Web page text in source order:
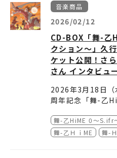
※特典詳細に関し
い合わせください。
曲を収録。
スリーブケースは
ー』デビューアル
ャケットイラスト
ンを魅了したみず
なります。
各ストアにて本日
約のうえ、お買い
価格：8,000円（
込）
仕様：CD5枚組、
ーブケース、ブッ
スター［5枚組］
ご予約はこちら
154
A-on STORE：ク
Amazon.co.jp：
セブンネットショ
型
楽天ブックス：ア
※絵柄は、スリー
す。
※特典の有無につ
認をお願いいたし
ます。予めご了承
※特典はなくなり
＜Disc1＞
01. スターダスト
02. 一万世界
03. 落陽都市
04. 〈仁〉 烈火の
05. 鎧の戦士
06. 妖邪四大魔将
08. 五芒星
09. 烈火剣・双炎
11. 阿羅醐のテー
12. 〈礼〉 光輪の
＜Disc2＞
01. 起～新たな予感
02. サムライハー
03. 決～五勇士開
04. 舞～女戦士迦
05. 寂～孤髙の戦
07. 勇～朱天童子
08. 襲～闇魔将、
10. Faraway 〈TV
11. 闇～幻魔将、
＜Disc3＞
01. サムライハー
02. 胎動
03. 妖邪侵攻
05. 五勇士出陣
06. 武装・鎧擬亜
08. 結集・鎧の心
ンジ・ヴァージョ
＜Disc4＞
01. DEAD END
03. ムカラのテー
04. 螺旋の花
06. 水滸
07. 白炎
01. つかまえてい
02. いつかの街
04. 鎧世界
05. 多彩の地
音楽商品
2026/02/12
CD-BOX「舞-乙
クション～」久
ケット公開！さ
さん インタビュ
2026年3月18日（
周年記念「舞-乙
デザイン・久行宏
走る躍動感がとて
とINDEXも公開。
さらに、ブックレ
舞-乙HiME 0～S.ifr
舞-乙ＨｉME
舞-